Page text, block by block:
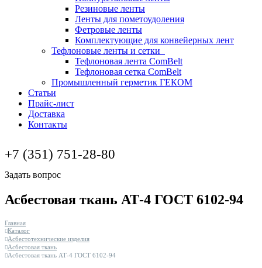
Резиновые ленты
Ленты для пометоудоления
Фетровые ленты
Комплектующие для конвейерных лент
Тефлоновые ленты и сетки
Тефлоновая лента ComBelt
Тефлоновая сетка ComBelt
Промышленный герметик ГЕКОМ
Статьи
Прайс-лист
Доставка
Контакты
+7 (351) 751-28-80
Задать вопрос
Асбестовая ткань АТ-4 ГОСТ 6102-94
Главная
Каталог
Асбестотехнические изделия
Асбестовая ткань
Асбестовая ткань АТ-4 ГОСТ 6102-94